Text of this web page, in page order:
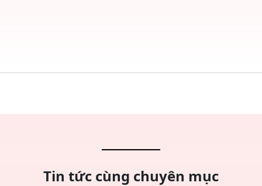
Tin tức cùng chuyên mục